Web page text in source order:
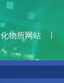
化物所网站